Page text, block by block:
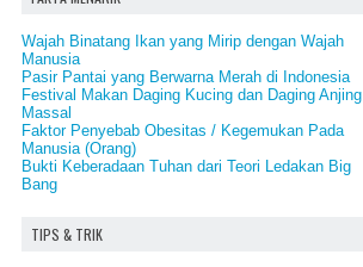
Wajah Binatang Ikan yang Mirip dengan Wajah
Manusia
Pasir Pantai yang Berwarna Merah di Indonesia
Festival Makan Daging Kucing dan Daging Anjing
Massal
Faktor Penyebab Obesitas / Kegemukan Pada
Manusia (Orang)
Bukti Keberadaan Tuhan dari Teori Ledakan Big
Bang
TIPS & TRIK